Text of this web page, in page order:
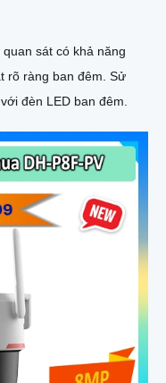
sát có khả năng
ràng ban đêm. Sử
đèn LED ban đêm.